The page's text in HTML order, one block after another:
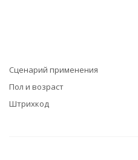
Сценарий применения
Пол и возраст
Штрихкод